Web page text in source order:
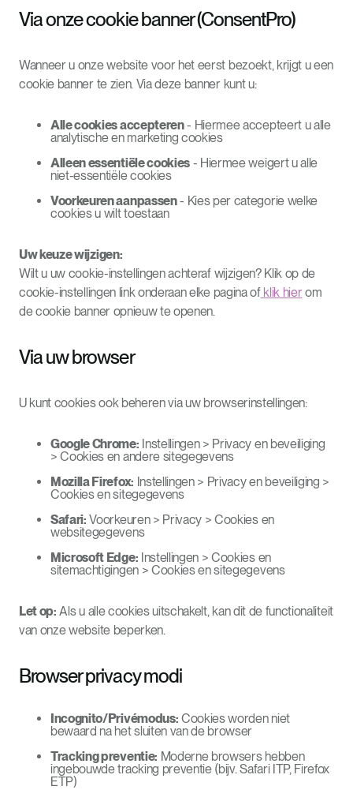
Via onze cookie banner (ConsentPro)
Wanneer u onze website voor het eerst bezoekt, krijgt u een
cookie banner te zien. Via deze banner kunt u:
Alle cookies accepteren- Hiermee accepteert u alle
analytische en marketing cookies
Alleen essentiële cookies - Hiermee weigert u alle
niet-essentiële cookies
Voorkeuren aanpassen- Kies per categorie welke
cookies u wilt toestaan
Uw keuze wijzigen:
Wilt u uw cookie-instellingen achteraf wijzigen? Klik op de
cookie-instellingen link onderaan elke pagina ofklik hierom
de cookie banner opnieuw te openen.
Via uw browser
U kunt cookies ook beheren via uw browserinstellingen:
Google Chrome: Instellingen > Privacy en beveiliging
> Cookies en andere sitegegevens
Mozilla Firefox: Instellingen > Privacy en beveiliging >
Cookies en sitegegevens
Safari: Voorkeuren > Privacy > Cookies en
websitegegevens
Microsoft Edge: Instellingen > Cookies en
sitemachtigingen > Cookies en sitegegevens
Let op: Als u alle cookies uitschakelt, kan dit de functionaliteit
van onze website beperken.
Browser privacy modi
Incognito/Privémodus: Cookies worden niet
bewaard na het sluiten van de browser
Tracking preventie: Moderne browsers hebben
ingebouwde tracking preventie (bijv. Safari ITP, Firefox
ETP)